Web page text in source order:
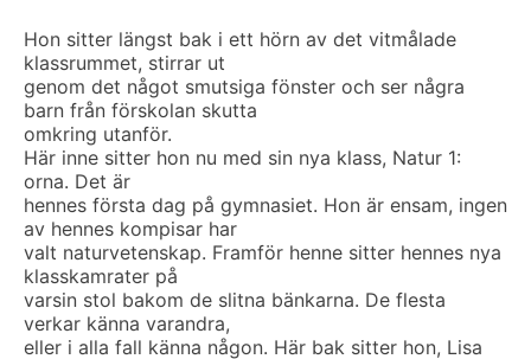
Hon sitter längst bak i ett hörn av det vitmålade
klassrummet, stirrar ut
genom det något smutsiga fönster och ser några
barn från förskolan skutta
omkring utanför.
Här inne sitter hon nu med sin nya klass, Natur 1:
orna. Det är
hennes första dag på gymnasiet. Hon är ensam, ingen
av hennes kompisar har
valt naturvetenskap. Framför henne sitter hennes nya
klasskamrater på
varsin stol bakom de slitna bänkarna. De flesta
verkar känna varandra,
eller i alla fall känna någon. Här bak sitter hon, Lisa